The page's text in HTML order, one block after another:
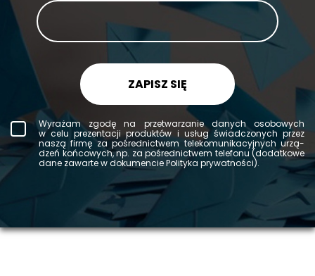
ZAPISZ SIĘ
Wy­ra­żam zgodę na prze­twa­rza­nie da­nych oso­bo­wych
w celu pre­zen­ta­cji pro­duk­tów i usług świad­czo­nych przez
naszą firmę za po­śred­nic­twem te­le­ko­mu­ni­ka­cyj­nych urzą­
dzeń koń­co­wych, np. za po­śred­nic­twem te­le­fo­nu (do­dat­ko­we
dane za­war­te w do­ku­men­cie Po­li­ty­ka pry­wat­no­ści).